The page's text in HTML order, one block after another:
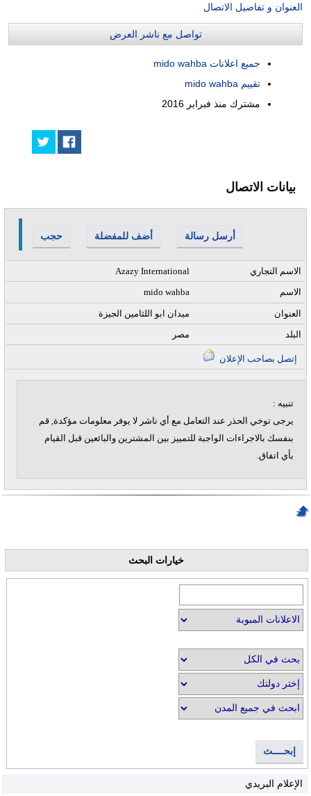
العنوان و تفاصيل الاتصال
تواصل مع ناشر العرض
جميع اعلانات mido wahba
تقييم mido wahba
مشترك منذ فبراير 2016
بيانات الاتصال
حجب أضف للمفضلة أرسل رسالة
Azazy International
الاسم التجاري
mido wahba
الاسم
ميدان ابو اللثامين الجيزة
العنوان
مصر
البلد
تنبيه :
يرجى توخي الحذر عند التعامل مع أي ناشر لا يوفر معلومات مؤكدة, قم
بنفسك بالاجراءات الواجبة للتمييز بين المشترين والبائعين قبل القيام
بأي اتفاق.
خيارات البحث
إبحــــث
الإعلام البريدي